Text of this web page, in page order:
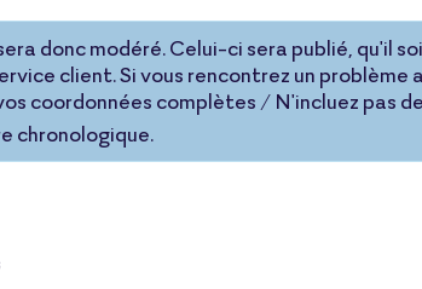
donc modéré. Celui-ci sera publié, qu'il
client. Si vous rencontrez un
coordonnées complètes / N'incluez pas
chronologique.